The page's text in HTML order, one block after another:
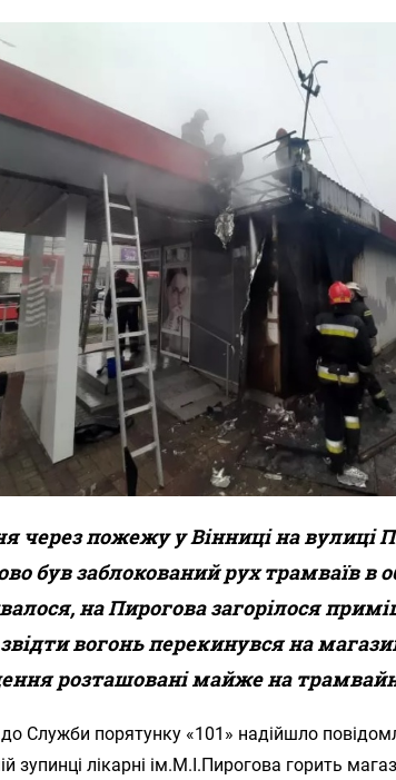
через пожежу у Вінниці на вулиці
був заблокований рух трамваїв в
на Пирогова загорілося
вогонь перекинувся на
розташовані майже на
Служби порятунку «101» надійшло
зупинці лікарні ім.М.І.Пирогова горить